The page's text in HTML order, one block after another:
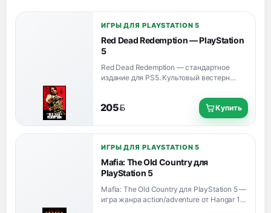
ИГРЫ ДЛЯ PLAYSTATION 5
Red Dead Redemption — PlayStation
5
Red Dead Redemption — стандартное
издание для PS5. Культовый вестерн
вынужден выследить бывших членов
своей банды.
205
BYN Купить
ИГРЫ ДЛЯ PLAYSTATION 5
Mafia: The Old Country для
PlayStation 5
Mafia: The Old Country для PlayStation 5 —
игра жанра action/adventure от Hangar 13.